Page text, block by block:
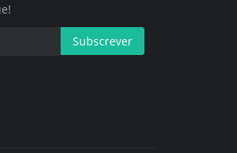
Subscrever